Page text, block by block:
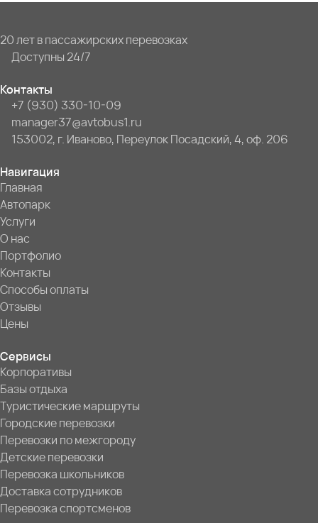
20 лет в пассажирских перевозках
Доступны 24/7
Контакты
+7 (930) 330-10-09
manager37@avtobus1.ru
153002, г. Иваново, Переулок Посадский, 4, оф. 206
Навигация
Главная
Автопарк
Услуги
О нас
Портфолио
Контакты
Способы оплаты
Отзывы
Цены
Сервисы
Корпоративы
Базы отдыха
Туристические маршруты
Городские перевозки
Перевозки по межгороду
Детские перевозки
Перевозка школьников
Доставка сотрудников
Перевозка спортсменов